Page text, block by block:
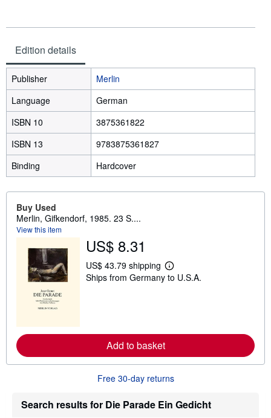
Edition details
Publisher
Merlin
Language
German
ISBN 10
3875361822
ISBN 13
9783875361827
Binding
Hardcover
Buy Used
Merlin, Gifkendorf, 1985. 23 S....
View this item
US$ 8.31
US$ 43.79 shipping
L
e
r
b
u
h
Ships from Germany to U.S.A.
Add to basket
Free 30-day returns
Search results for Die Parade Ein Gedicht